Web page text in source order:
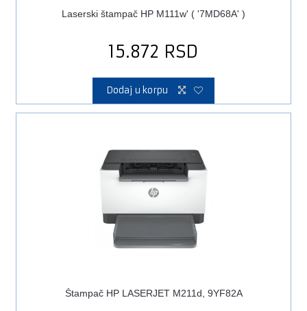
Laserski štampač HP M111w' ( '7MD68A' )
15.872 RSD
Dodaj u korpu
Štampač HP LASERJET M211d, 9YF82A